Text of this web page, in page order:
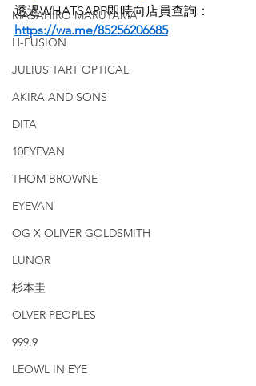
MASAHIRO MARUYAMA
H-FUSION
JULIUS TART OPTICAL
AKIRA AND SONS
DITA
10EYEVAN
THOM BROWNE
EYEVAN
OG X OLIVER GOLDSMITH
LUNOR
杉本圭
OLVER PEOPLES
999.9
LEOWL IN EYE
透過WHATSAPP即時向店員查詢：
https://wa.me/85256206685